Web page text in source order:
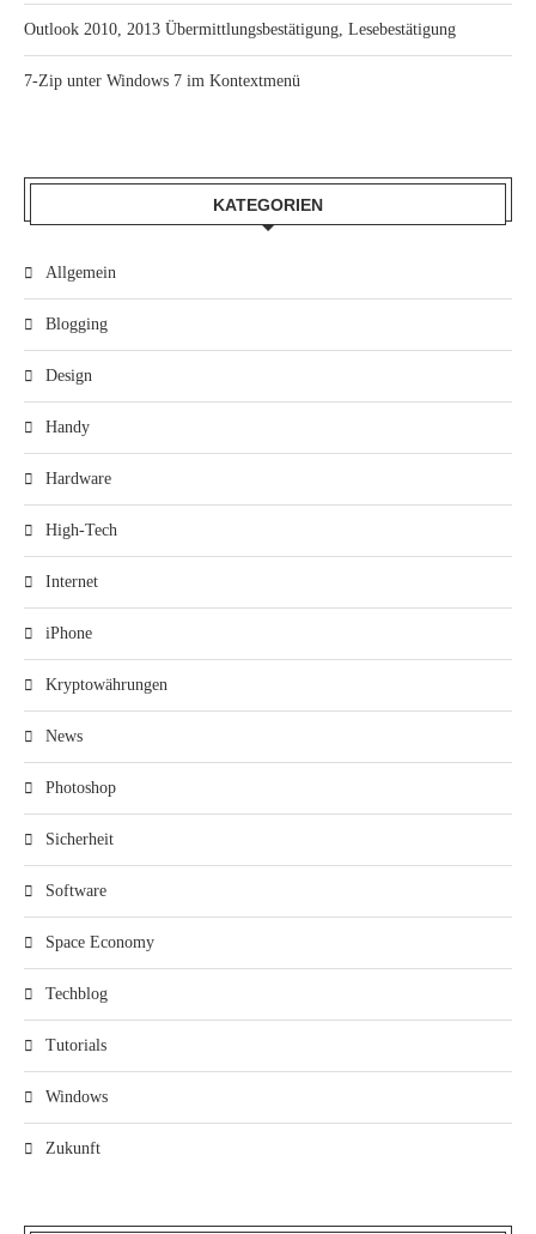
Outlook 2010, 2013 Übermittlungsbestätigung, Lesebestätigung
7-Zip unter Windows 7 im Kontextmenü
KATEGORIEN
Allgemein
Blogging
Design
Handy
Hardware
High-Tech
Internet
iPhone
Kryptowährungen
News
Photoshop
Sicherheit
Software
Space Economy
Techblog
Tutorials
Windows
Zukunft